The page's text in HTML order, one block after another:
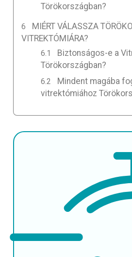
Törökországban?
MIÉRT VÁLASSZA
VITREKTÓMIÁRA?
Biztonságos-e a
Törökországban?
Mindent magába
vitrektómiához